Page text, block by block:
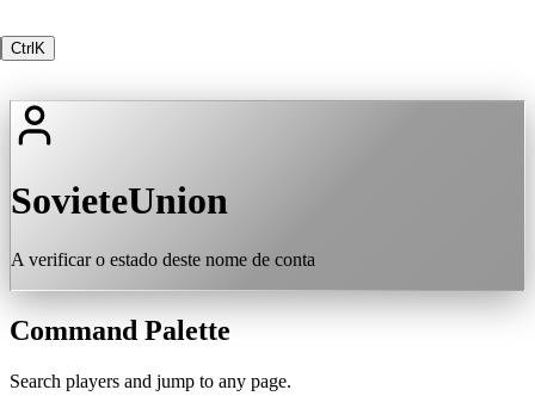
Ctrl K
SovieteUnion
A verificar o estado deste nome de conta
Command Palette
Search players and jump to any page.